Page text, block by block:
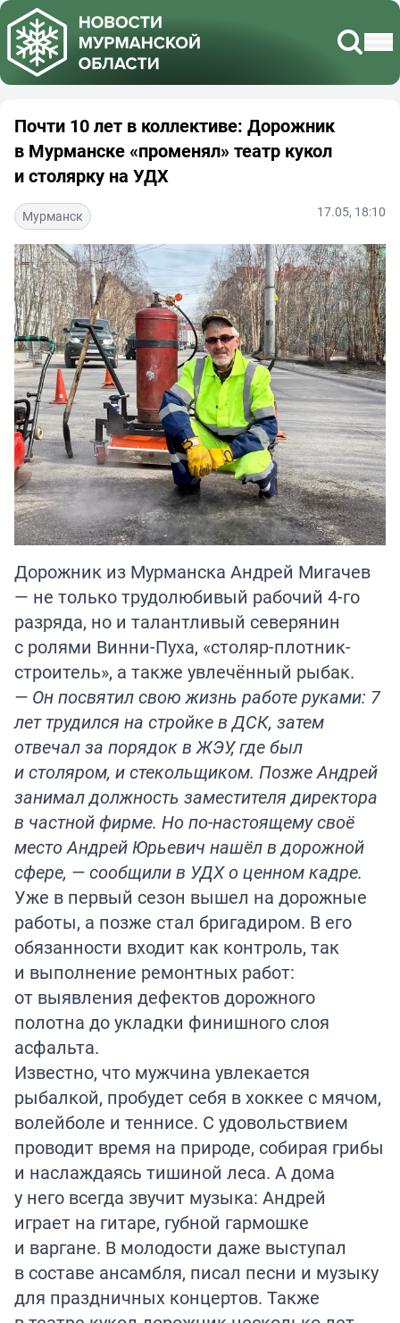
Почти 10 лет в коллективе: Дорожник
в Мурманске «променял» театр кукол
и столярку на УДХ
Мурманск 17.05, 18:10
Дорожник из Мурманска Андрей Мигачев
— не только трудолюбивый рабочий 4-го
разряда, но и талантливый северянин
с ролями Винни-Пуха, «столяр-плотник-
строитель», а также увлечённый рыбак.
— Он посвятил свою жизнь работе руками: 7
лет трудился на стройке в ДСК, затем
отвечал за порядок в ЖЭУ, где был
и столяром, и стекольщиком. Позже Андрей
занимал должность заместителя директора
в частной фирме. Но по-настоящему своё
место Андрей Юрьевич нашёл в дорожной
сфере, — сообщили в УДХ о ценном кадре.
Уже в первый сезон вышел на дорожные
работы, а позже стал бригадиром. В его
обязанности входит как контроль, так
и выполнение ремонтных работ:
от выявления дефектов дорожного
полотна до укладки финишного слоя
асфальта.
Известно, что мужчина увлекается
рыбалкой, пробудет себя в хоккее с мячом,
волейболе и теннисе. С удовольствием
проводит время на природе, собирая грибы
и наслаждаясь тишиной леса. А дома
у него всегда звучит музыка: Андрей
играет на гитаре, губной гармошке
и варгане. В молодости даже выступал
в составе ансамбля, писал песни и музыку
для праздничных концертов. Также